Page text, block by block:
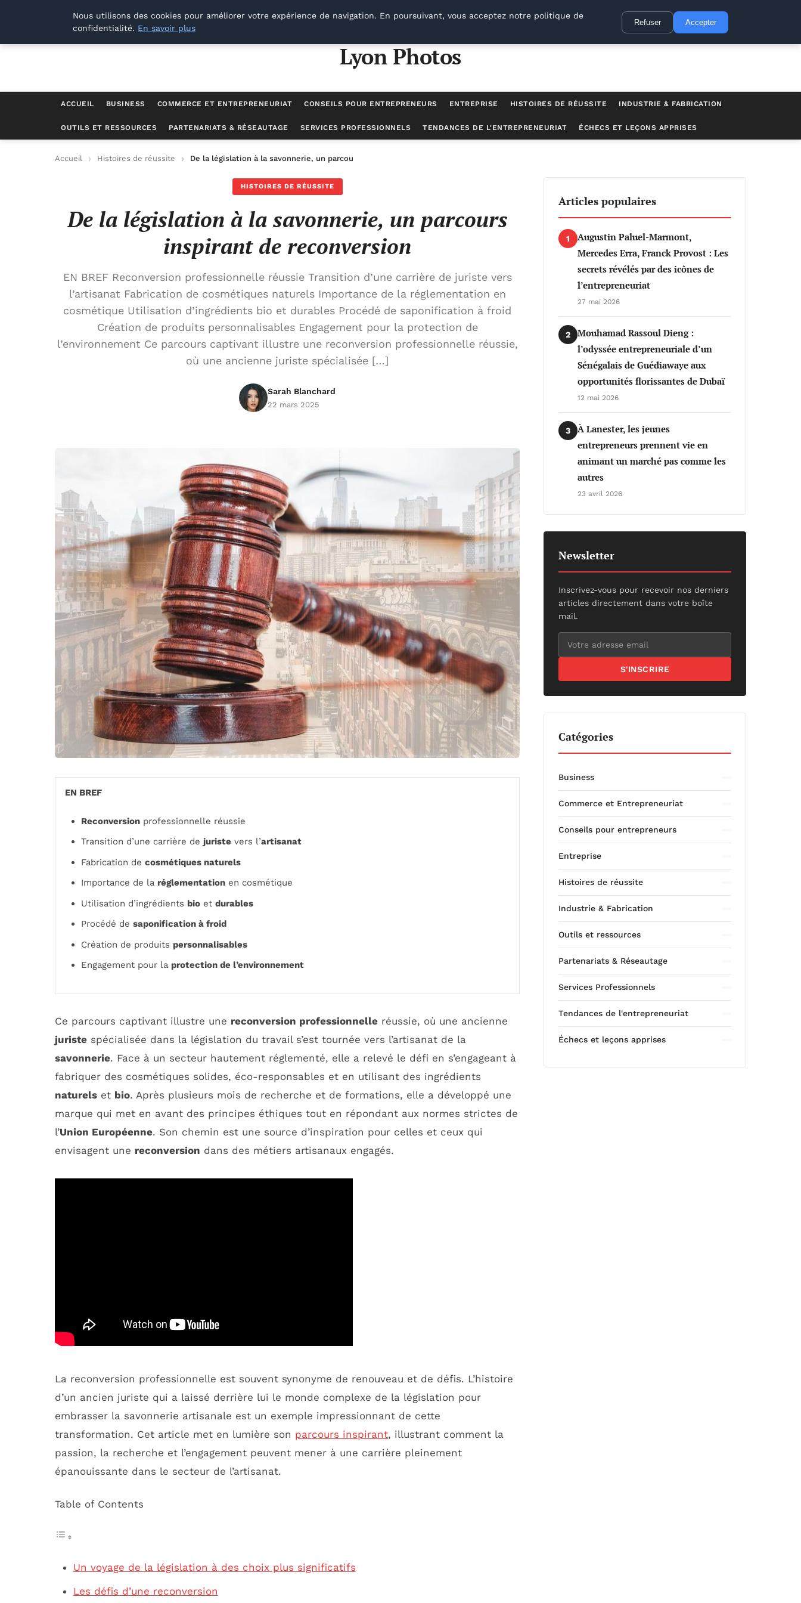
Lyon Photos
Lyon Photos
ACCUEIL BUSINESS COMMERCE ET ENTREPRENEURIAT CONSEILS POUR ENTREPRENEURS ENTREPRISE HISTOIRES DE RÉUSSITE INDUSTRIE & FABRICATION
OUTILS ET RESSOURCES PARTENARIATS & RÉSEAUTAGE SERVICES PROFESSIONNELS TENDANCES DE L'ENTREPRENEURIAT ÉCHECS ET LEÇONS APPRISES
Accueil Histoires de réussite De la législation à la savonnerie, un parcours inspirant de reconversion
HISTOIRES DE RÉUSSITE
De la législation à la savonnerie, un parcours
inspirant de reconversion
EN BREF Reconversion professionnelle réussie Transition d’une carrière de juriste vers
l’artisanat Fabrication de cosmétiques naturels Importance de la réglementation en
cosmétique Utilisation d’ingrédients bio et durables Procédé de saponification à froid
Création de produits personnalisables Engagement pour la protection de
l’environnement Ce parcours captivant illustre une reconversion professionnelle réussie,
où une ancienne juriste spécialisée […]
Sarah Blanchard
22 mars 2025
EN BREF
Reconversion professionnelle réussie
Transition d’une carrière de juriste vers l’artisanat
Fabrication de cosmétiques naturels
Importance de la réglementation en cosmétique
Utilisation d’ingrédients bio et durables
Procédé de saponification à froid
Création de produits personnalisables
Engagement pour la protection de l’environnement
Ce parcours captivant illustre une reconversion professionnelle réussie, où une ancienne
juriste spécialisée dans la législation du travail s’est tournée vers l’artisanat de la
savonnerie. Face à un secteur hautement réglementé, elle a relevé le défi en s’engageant à
fabriquer des cosmétiques solides, éco-responsables et en utilisant des ingrédients
naturels et bio. Après plusieurs mois de recherche et de formations, elle a développé une
marque qui met en avant des principes éthiques tout en répondant aux normes strictes de
l’Union Européenne. Son chemin est une source d’inspiration pour celles et ceux qui
envisagent une reconversion dans des métiers artisanaux engagés.
La reconversion professionnelle est souvent synonyme de renouveau et de défis. L’histoire
d’un ancien juriste qui a laissé derrière lui le monde complexe de la législation pour
embrasser la savonnerie artisanale est un exemple impressionnant de cette
transformation. Cet article met en lumière son parcours inspirant, illustrant comment la
passion, la recherche et l’engagement peuvent mener à une carrière pleinement
épanouissante dans le secteur de l’artisanat.
Table of Contents
Un voyage de la législation à des choix plus significatifs
Les défis d’une reconversion
Articles populaires
1
Augustin Paluel-Marmont,
Mercedes Erra, Franck Provost : Les
secrets révélés par des icônes de
l’entrepreneuriat
27 mai 2026
2
Mouhamad Rassoul Dieng :
l’odyssée entrepreneuriale d’un
Sénégalais de Guédiawaye aux
opportunités florissantes de Dubaï
12 mai 2026
3
À Lanester, les jeunes
entrepreneurs prennent vie en
animant un marché pas comme les
autres
23 avril 2026
Newsletter
Inscrivez-vous pour recevoir nos derniers
articles directement dans votre boîte
mail.
S'INSCRIRE
Catégories
Business
Commerce et Entrepreneuriat
Conseils pour entrepreneurs
Entreprise
Histoires de réussite
Industrie & Fabrication
Outils et ressources
Partenariats & Réseautage
Services Professionnels
Tendances de l'entrepreneuriat
Échecs et leçons apprises
Nous utilisons des cookies pour améliorer votre expérience de navigation. En poursuivant, vous acceptez notre politique de
confidentialité. En savoir plus
Refuser Accepter